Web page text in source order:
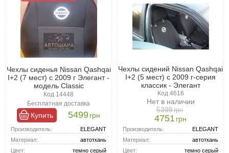
Чехлы сиденья Nissan Qashqai
I+2 (7 мест) c 2009 г Элегант -
модель Classic
Код 14448
Бесплатная доставка
Купить 5499грн
Производитель:
ELEGANT
Материал:
автоткань
Цвет:
темно серый
Чехлы сидений Nissan Qashqai
I+2 (5 мест) c 2009 г-серия
классик - Элегант
Код 4616
Нет в наличии
5399грн
4751грн
Производитель:
ELEGANT
Материал:
автоткань
Цвет:
темно серый